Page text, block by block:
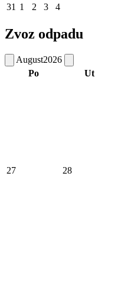
31 1 2 3 4
Zvoz odpadu
August2026
Po
Ut
27 28